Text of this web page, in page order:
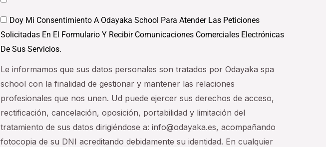
Datos
Doy Mi Consentimiento A Odayaka School Para Atender Las Peticiones
Solicitadas En El Formulario Y Recibir Comunicaciones Comerciales Electrónicas
De Sus Servicios.
Le informamos que sus datos personales son tratados por Odayaka spa
school con la finalidad de gestionar y mantener las relaciones
profesionales que nos unen. Ud puede ejercer sus derechos de acceso,
rectificación, cancelación, oposición, portabilidad y limitación del
tratamiento de sus datos dirigiéndose a: info@odayaka.es, acompañando
fotocopia de su DNI acreditando debidamente su identidad. En cualquier